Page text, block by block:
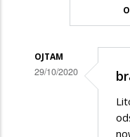
OJTAM
29/10/2020